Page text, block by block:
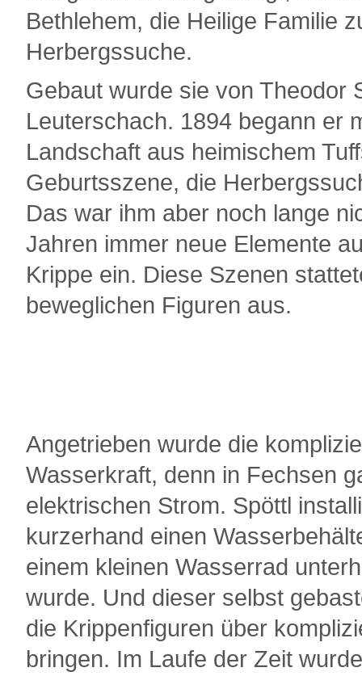
Bethlehem, die Heilige Familie
Herbergssuche.
Gebaut wurde sie von Theodor
Leuterschach. 1894 begann er
Landschaft aus heimischem
Geburtsszene, die
Das war ihm aber noch lange
Jahren immer neue Elemente
Krippe ein. Diese Szenen
beweglichen Figuren aus.
Angetrieben wurde die
Wasserkraft, denn in Fechsen
elektrischen Strom. Spöttl
kurzerhand einen
einem kleinen Wasserrad
wurde. Und dieser selbst
die Krippenfiguren über
bringen. Im Laufe der Zeit